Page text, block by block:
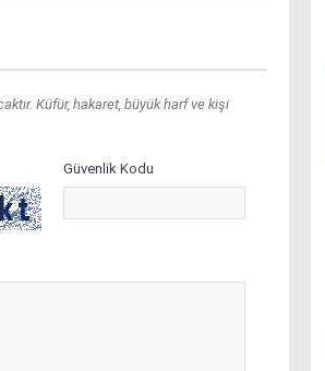
Küfür, hakaret, büyük harf ve kişi
Güvenlik Kodu